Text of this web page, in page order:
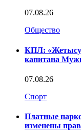
07.08.26
Общество
КПЛ:
капитана
07.08.26
Спорт
Платные
изменены